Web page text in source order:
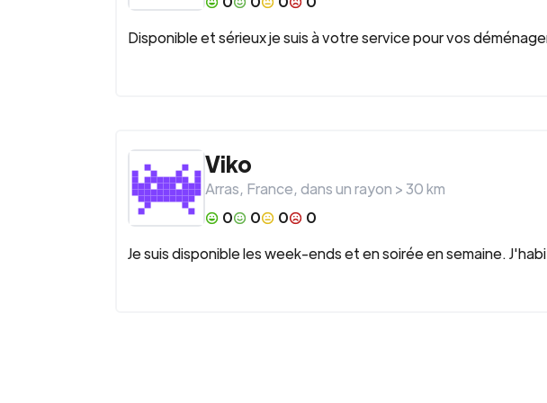
Disponible et sérieux je suis à votre service pour vos
Viko
Arras, France, dans un rayon >30km
0
0 0
0
Je suis disponible les week-ends et en soirée en semaine.